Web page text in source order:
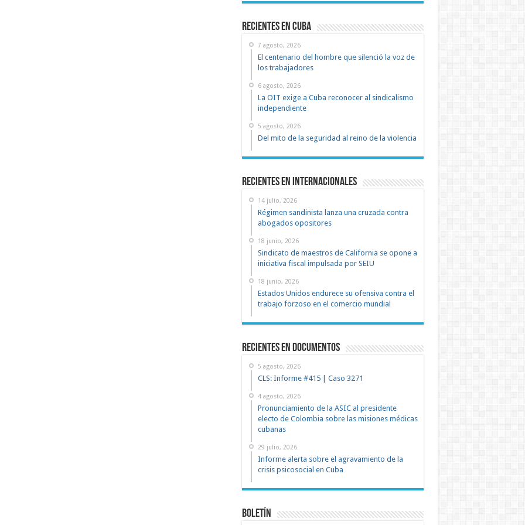
recientes en cuba
7 agosto, 2026
El centenario del hombre que silenció la voz de
los trabajadores
6 agosto, 2026
La OIT exige a Cuba reconocer al sindicalismo
independiente
5 agosto, 2026
Del mito de la seguridad al reino de la violencia
Recientes en Internacionales
14 julio, 2026
Régimen sandinista lanza una cruzada contra
abogados opositores
18 junio, 2026
Sindicato de maestros de California se opone a
iniciativa fiscal impulsada por SEIU
18 junio, 2026
Estados Unidos endurece su ofensiva contra el
trabajo forzoso en el comercio mundial
recientes en documentos
5 agosto, 2026
CLS: Informe #415 | Caso 3271
4 agosto, 2026
Pronunciamiento de la ASIC al presidente
electo de Colombia sobre las misiones médicas
cubanas
29 julio, 2026
Informe alerta sobre el agravamiento de la
crisis psicosocial en Cuba
Boletín